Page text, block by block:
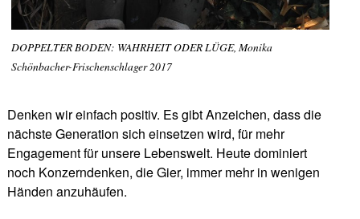
DOPPELTER BODEN: WAHRHEIT ODER LÜGE, Monika
Schönbacher-Frischenschlager 2017
Denken wir einfach positiv. Es gibt Anzeichen, dass die
nächste Generation sich einsetzen wird, für mehr
Engagement für unsere Lebenswelt. Heute dominiert
noch Konzerndenken, die Gier, immer mehr in wenigen
Händen anzuhäufen.